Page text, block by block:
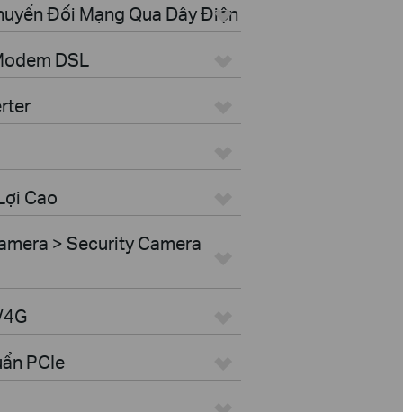
Đổi Mạng Qua Dây Điện
DSL
Cao
> Security Camera
PCIe